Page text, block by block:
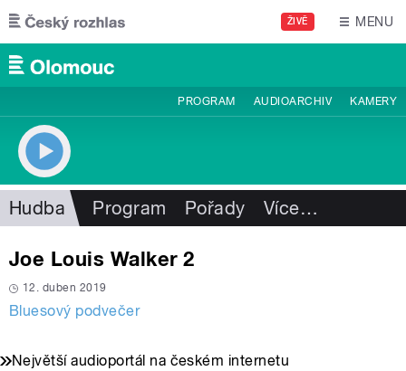
Přejít k hlavnímu obsahu
ŽIVĚ MENU
PROGRAM AUDIOARCHIV KAMERY
Hudba Program Pořady Více…
Joe Louis Walker 2
12. duben 2019
Bluesový podvečer
Největší audioportál na českém internetu